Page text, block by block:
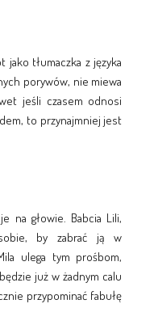
tłumaczka z języka
porywów, nie miewa
jeśli czasem odnosi
to przynajmniej jest
na głowie. Babcia Lili,
by zabrać ją w
ulega tym prośbom,
już w żadnym calu
przypominać fabułę